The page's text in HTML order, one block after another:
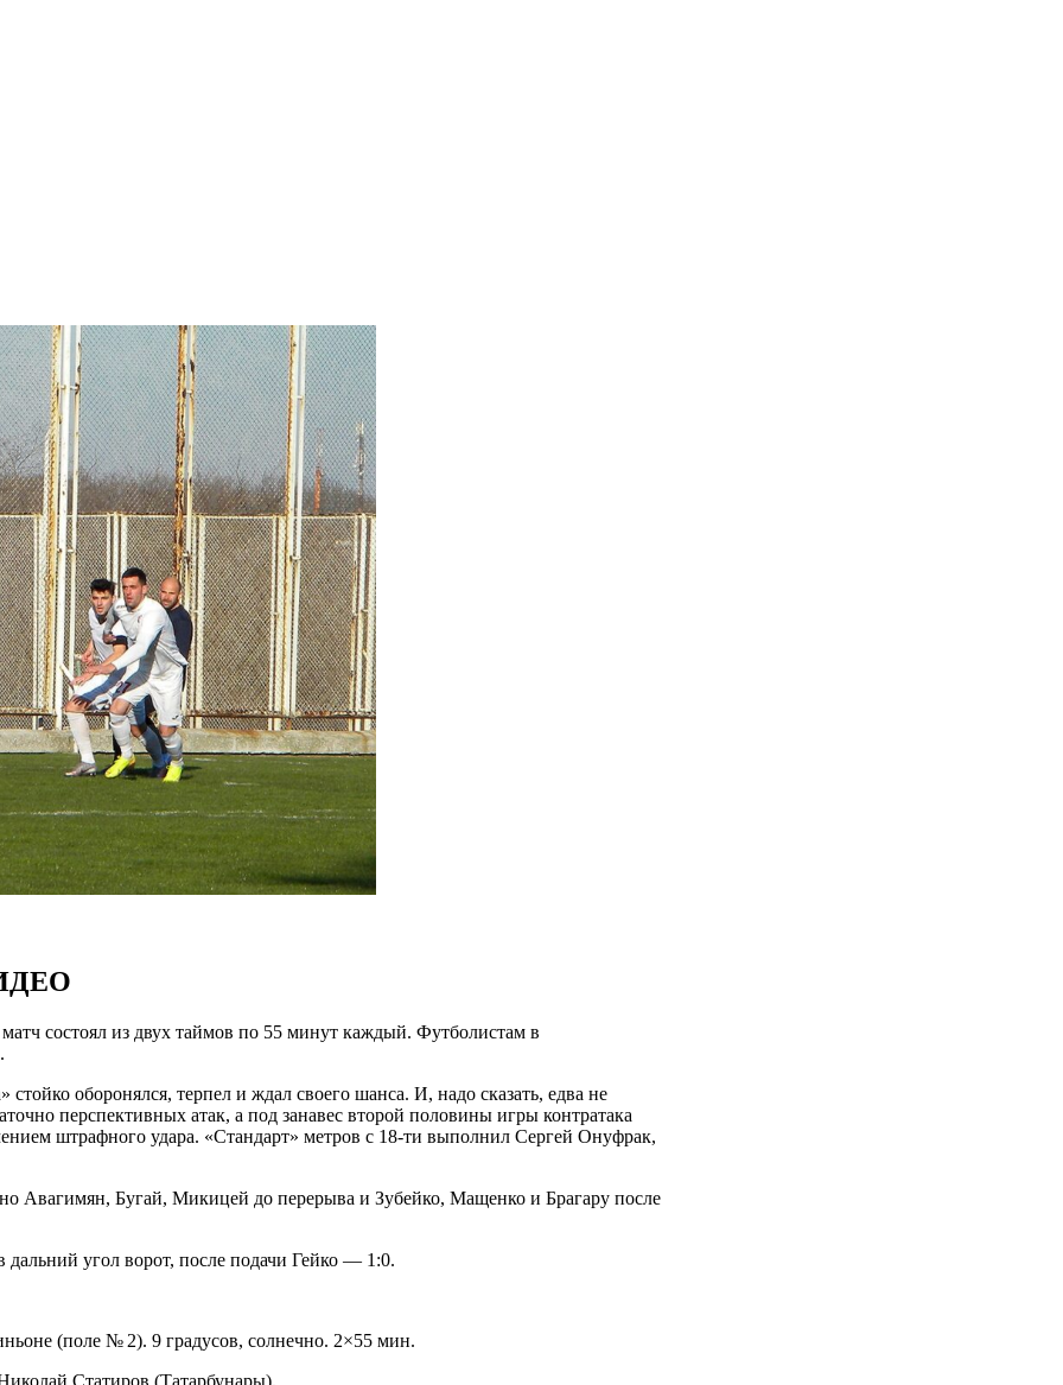
состоял из двух таймов по 55 минут каждый. Футболистам в
оборонялся, терпел и ждал своего шанса. И, надо сказать, едва не
перспективных атак, а под занавес второй половины игры контратака
штрафного удара. «Стандарт» метров с 18-ти выполнил Сергей Онуфрак,
Авагимян, Бугай, Микицей до перерыва и Зубейко, Мащенко и Брагару после
угол ворот, после подачи Гейко — 1:0.
(поле № 2). 9 градусов, солнечно. 2×55 мин.
Статиров (Татарбунары).